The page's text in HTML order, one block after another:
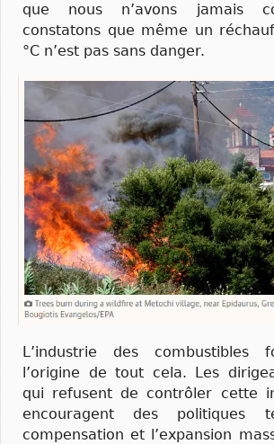
que nous n’avons jamais
constatons que même un
°C n’est pas sans danger.
L’industrie des combustibles
l’origine de tout cela. Les
qui refusent de contrôler cette
encouragent des politiques
compensation et l’expansion